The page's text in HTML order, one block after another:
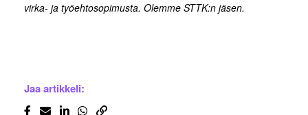
virka- ja työehtosopimusta. Olemme STTK:n jäsen.
Jaa artikkeli: